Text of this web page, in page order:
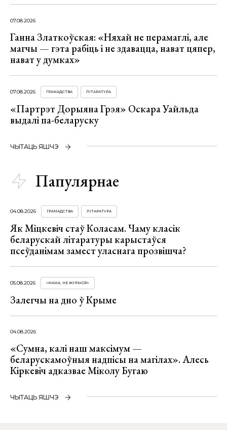
07.08.2026
Ганна Златкоўская: «Няхай не перамаглі, але
магчы — гэта рабіць і не здавацца, нават цяпер,
нават у думках»
07.08.2026 ГРАМАДСТВА ЛІТАРАТУРА
«Партрэт Дорыяна Грэя» Оскара Уайльда
выдалі па-беларуску
ЧЫТАЦЬ ЯШЧЭ
Папулярнае
04.08.2026 ГРАМАДСТВА ЛІТАРАТУРА
Як Міцкевіч стаў Коласам. Чаму класік
беларускай літаратуры карыстаўся
псеўданімам замест уласнага прозвішча?
05.08.2026 «МАМА, НЕ ЖУРЫСЯ!»
Залегчы на дно ў Крыме
04.08.2026
«Сумна, калі наш максімум —
беларускамоўныя надпісы на магілах». Алесь
Кіркевіч адказвае Міколу Бугаю
ЧЫТАЦЬ ЯШЧЭ